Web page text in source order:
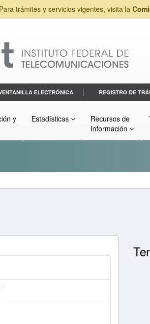
trámites y servicios vigentes, visita la
ELECTRÓNICA REGISTRO DE
y
Estadísticas
Recursos de
Información